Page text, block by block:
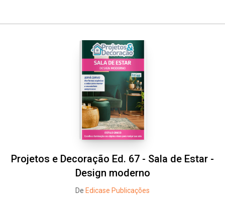
Projetos e Decoração Ed. 67 - Sala de Estar -
Design moderno
De Edicase Publicações
Facebook Twitter